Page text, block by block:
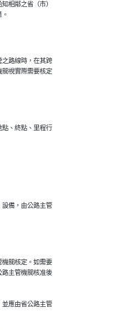
相鄰之省（市）
之路線時，在其跨
關視實際需要核定
點、終點、里程行
設備，由公路主管
機關核定。如需要
路主管機關核准後
並應由省公路主管